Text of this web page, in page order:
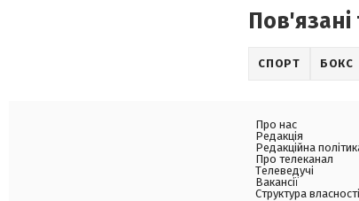
Пов'язані
СПОРТ БОКС
Про нас
Редакція
Редакційна
Про телеканал
Телеведучі
Вакансії
Структура власності